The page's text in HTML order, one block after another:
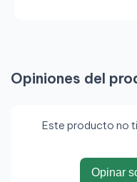
Opiniones del
Este producto no
Opinar